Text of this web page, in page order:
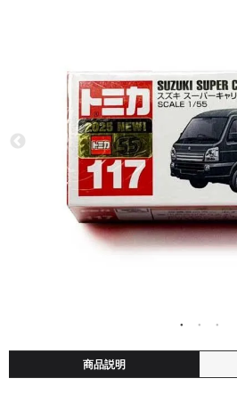
商品説明